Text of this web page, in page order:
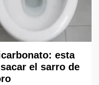
esta
el sarro de